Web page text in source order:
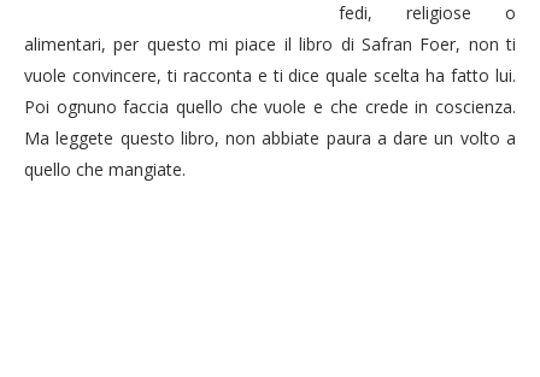
fedi, religiose o
alimentari, per questo mi piace il libro di Safran Foer, non ti
vuole convincere, ti racconta e ti dice quale scelta ha fatto lui.
Poi ognuno faccia quello che vuole e che crede in coscienza.
Ma leggete questo libro, non abbiate paura a dare un volto a
quello che mangiate.